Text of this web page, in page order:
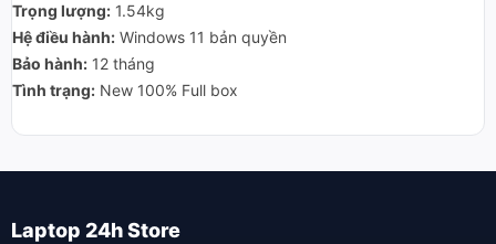
Trọng lượng: 1.54kg
Hệ điều hành: Windows 11 bản quyền
Bảo hành: 12 tháng
Tình trạng: New 100% Full box